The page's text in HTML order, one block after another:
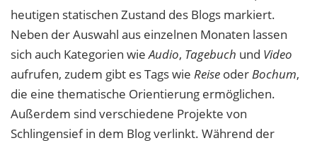
heutigen statischen Zustand des Blogs markiert.
Neben der Auswahl aus einzelnen Monaten lassen
sich auch Kategorien wieAudio, Tagebuch und Video
aufrufen, zudem gibt es Tags wie Reise oderBochum,
die eine thematische Orientierung ermöglichen.
Außerdem sind verschiedene Projekte von
Schlingensief in dem Blog verlinkt. Während der